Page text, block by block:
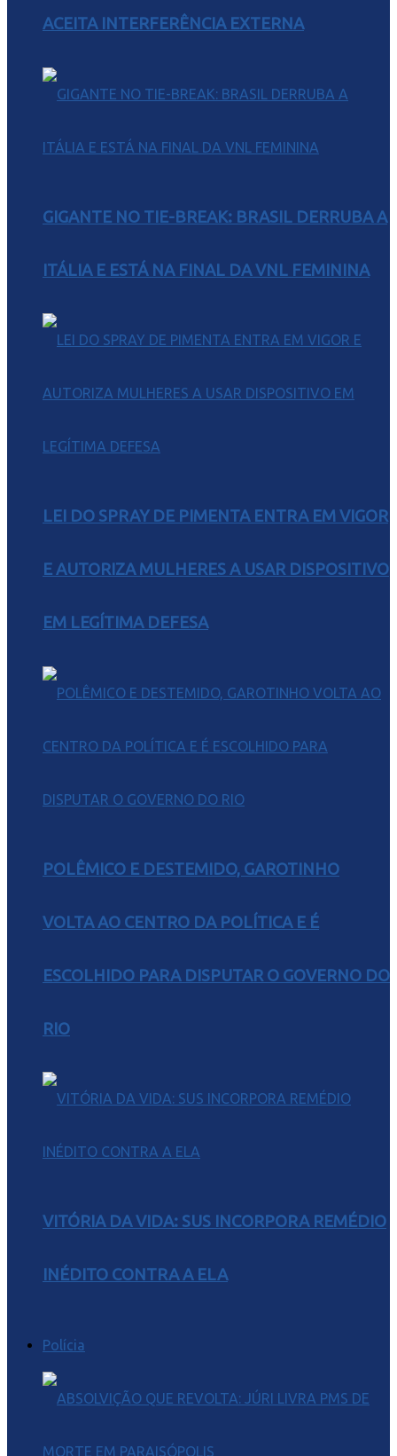
ACEITA INTERFERÊNCIA EXTERNA
GIGANTE NO TIE-BREAK: BRASIL DERRUBA A
ITÁLIA E ESTÁ NA FINAL DA VNL FEMININA
LEI DO SPRAY DE PIMENTA ENTRA EM VIGOR
E AUTORIZA MULHERES A USAR DISPOSITIVO
EM LEGÍTIMA DEFESA
POLÊMICO E DESTEMIDO, GAROTINHO
VOLTA AO CENTRO DA POLÍTICA E É
ESCOLHIDO PARA DISPUTAR O GOVERNO DO
RIO
VITÓRIA DA VIDA: SUS INCORPORA REMÉDIO
INÉDITO CONTRA A ELA
Polícia